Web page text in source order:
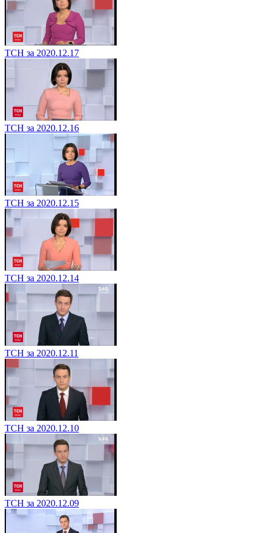
ТСН за 2020.12.17
ТСН за 2020.12.16
ТСН за 2020.12.15
ТСН за 2020.12.14
ТСН за 2020.12.11
ТСН за 2020.12.10
ТСН за 2020.12.09